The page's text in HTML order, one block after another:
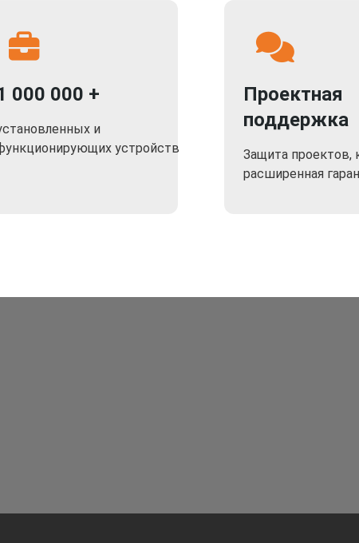
000 000 +
и
устройств
Проектная
поддержка
Защита проектов,
расширенная